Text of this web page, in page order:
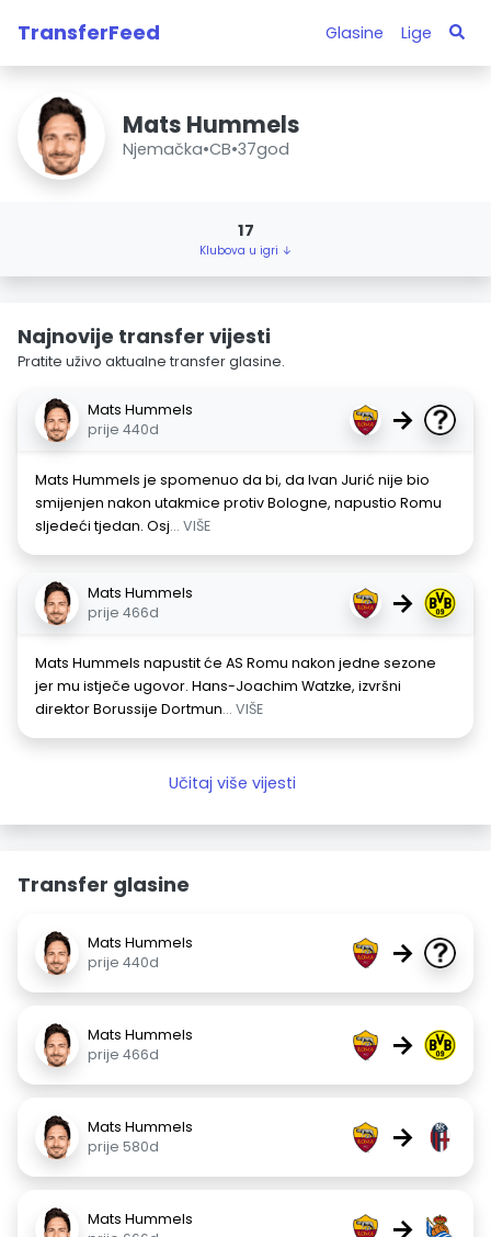
TransferFeed Glasine Lige
Mats Hummels
Njemačka•CB•37god
17
Klubova u igri ↓
Najnovije transfer vijesti
Pratite uživo aktualne transfer glasine.
Mats Hummels
prije 440d
→
Mats Hummels je spomenuo da bi, da Ivan Jurić nije bio
smijenjen nakon utakmice protiv Bologne, napustio Romu
sljedeći tjedan. Osj... VIŠE
Mats Hummels
prije 466d
→
Mats Hummels napustit će AS Romu nakon jedne sezone
jer mu istječe ugovor. Hans-Joachim Watzke, izvršni
direktor Borussije Dortmun... VIŠE
Učitaj više vijesti
Transfer glasine
Mats Hummels
prije 440d
→
Mats Hummels
prije 466d
→
Mats Hummels
prije 580d
→
Mats Hummels
→